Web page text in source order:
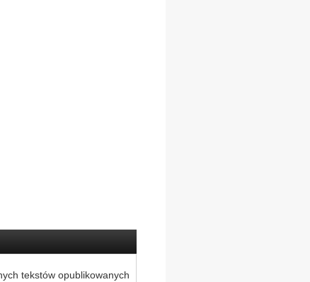
tekstów opublikowanych